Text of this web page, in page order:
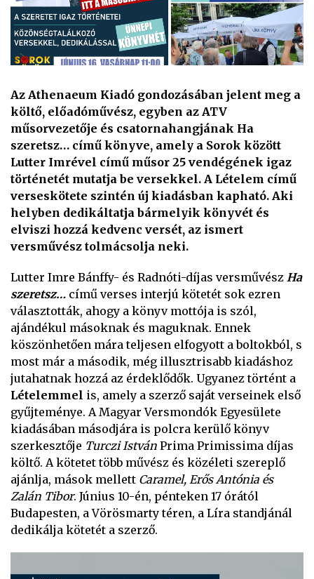
Az Athenaeum Kiadó gondozásában jelent meg a
költő, előadóművész, egyben az ATV
műsorvezetője és csatornahangjának Ha
szeretsz… című könyve, amely a Sorok között
Lutter Imrével című műsor 25 vendégének igaz
történetét mutatja be versekkel. A Lételem című
verseskötete szintén új kiadásban kapható. Aki
helyben dedikáltatja bármelyik könyvét és
elviszi hozzá kedvenc versét, az ismert
versművész tolmácsolja neki.
Lutter Imre Bánffy- és Radnóti-díjas versművész Ha
szeretsz… című verses interjú kötetét sok ezren
választották, ahogy a könyv mottója is szól,
ajándékul másoknak és maguknak. Ennek
köszönhetően mára teljesen elfogyott a boltokból, s
most már a második, még illusztrisabb kiadáshoz
jutahatnak hozzá az érdeklődők. Ugyanez történt a
Lételemmel is, amely a szerző saját verseinek első
gyűjteménye. A Magyar Versmondók Egyesülete
kiadásában másodjára is polcra kerülő könyv
szerkesztője Turczi István Prima Primissima díjas
költő. A kötetet több művész és közéleti szereplő
ajánlja, mások mellett Caramel, Erős Antónia és
Zalán Tibor. Június 10-én, pénteken 17 órától
Budapesten, a Vörösmarty téren, a Líra standjánál
dedikálja kötetét a szerző.